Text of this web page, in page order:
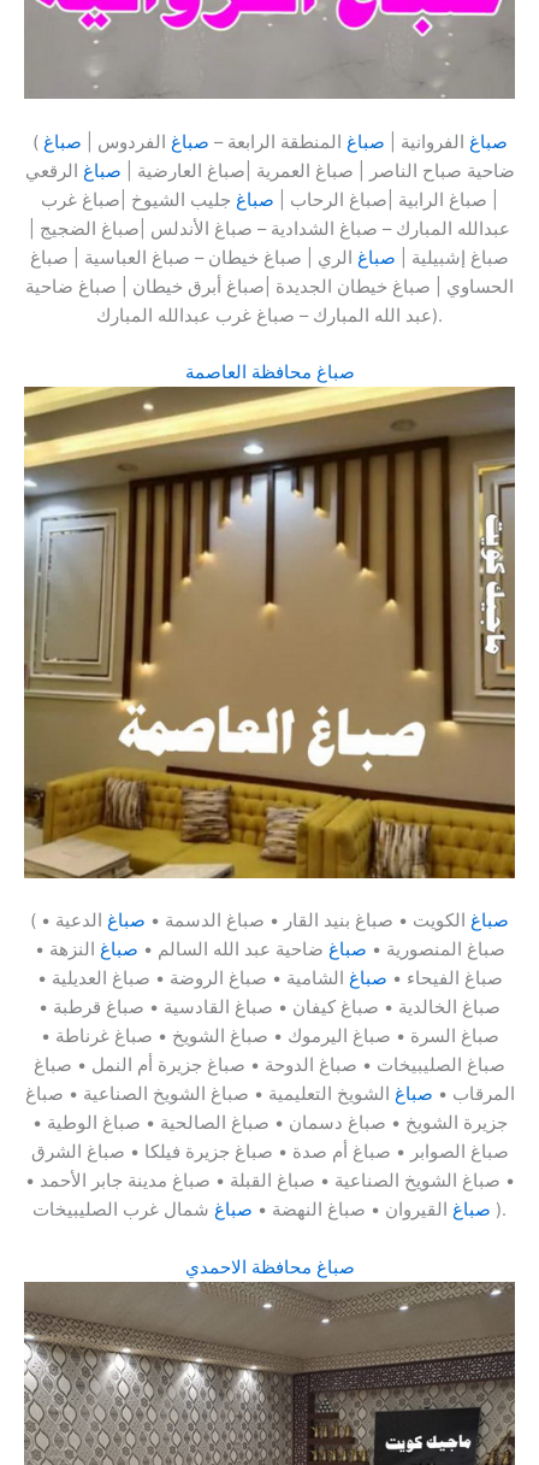
( صباغ الفروانية | صباغ المنطقة الرابعة – صباغ الفردوس | صباغ
ضاحية صباح الناصر | صباغ العمرية |صباغ العارضية | صباغ الرقعي
| صباغ الرابية |صباغ الرحاب | صباغ جليب الشيوخ |صباغ غرب
عبدالله المبارك – صباغ الشدادية – صباغ الأندلس |صباغ الضجيج |
صباغ إشبيلية | صباغ الري | صباغ خيطان – صباغ العباسية | صباغ
الحساوي | صباغ خيطان الجديدة |صباغ أبرق خيطان | صباغ ضاحية
عبد الله المبارك – صباغ غرب عبدالله المبارك).
صباغ محافظة العاصمة
( صباغ الكويت • صباغ بنيد القار • صباغ الدسمة • صباغ الدعية •
صباغ المنصورية • صباغ ضاحية عبد الله السالم • صباغ النزهة •
صباغ الفيحاء • صباغ الشامية • صباغ الروضة • صباغ العديلية •
صباغ الخالدية • صباغ كيفان • صباغ القادسية • صباغ قرطبة •
صباغ السرة • صباغ اليرموك • صباغ الشويخ • صباغ غرناطة •
صباغ الصليبيخات • صباغ الدوحة • صباغ جزيرة أم النمل • صباغ
المرقاب • صباغ الشويخ التعليمية • صباغ الشويخ الصناعية • صباغ
جزيرة الشويخ • صباغ دسمان • صباغ الصالحية • صباغ الوطية •
صباغ الصوابر • صباغ أم صدة • صباغ جزيرة فيلكا • صباغ الشرق
• صباغ الشويخ الصناعية • صباغ القبلة • صباغ مدينة جابر الأحمد •
صباغ القيروان • صباغ النهضة • صباغ شمال غرب الصليبيخات ).
صباغ محافظة الاحمدي